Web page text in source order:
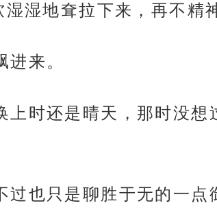
湿地耷拉下来，再不精
来。
上时还是晴天，那时没
过也只是聊胜于无的一